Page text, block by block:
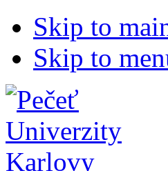
Skip to
Skip to